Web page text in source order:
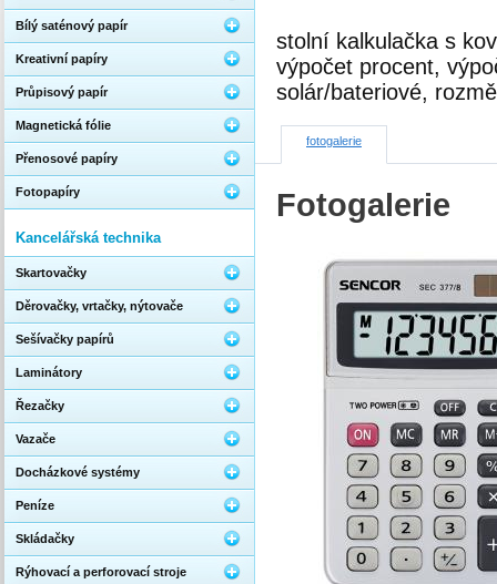
stolní kalkulačka s
výpočet procent,
solár/bateriové,
fotogalerie
Fotogalerie
Bílý saténový papír
Kreativní papíry
Průpisový papír
Magnetická fólie
Přenosové papíry
Fotopapíry
Kancelářská technika
Skartovačky
Děrovačky, vrtačky, nýtovače
Sešívačky papírů
Laminátory
Řezačky
Vazače
Docházkové systémy
Peníze
Skládačky
Rýhovací a perforovací stroje